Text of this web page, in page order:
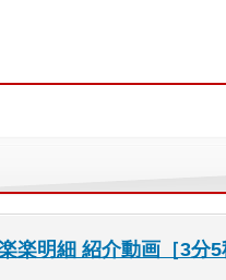
楽明細 紹介動画［3分5